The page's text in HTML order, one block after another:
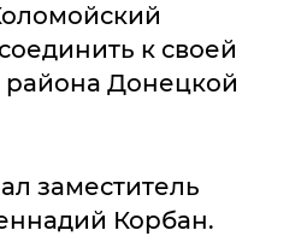
к своей
Донецкой
заместитель
Корбан.